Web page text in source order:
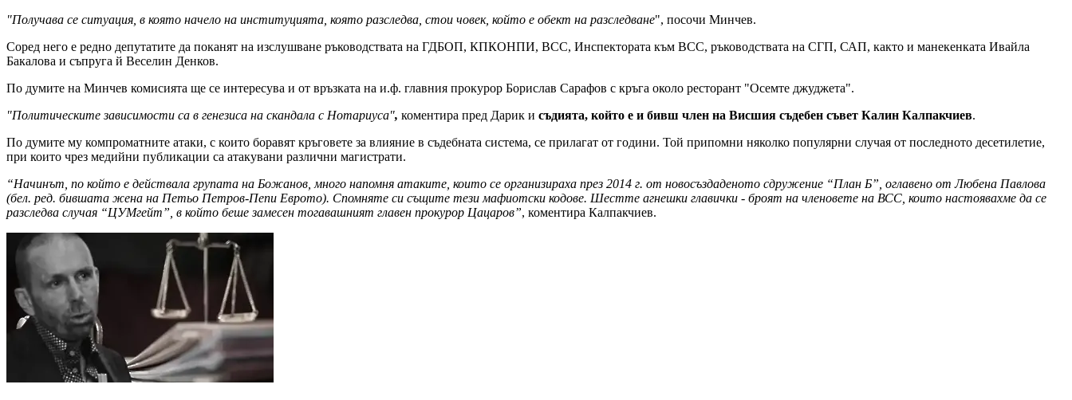
"Получава се ситуация, в която начело на институцията, която разследва, стои човек, който е обект на разследване", посочи Минчев.
Соред него е редно депутатите да поканят на изслушване ръководствата на ГДБОП, КПКОНПИ, ВСС, Инспектората към ВСС, ръководствата на СГП, САП, както и манекенката Ивайла
Бакалова и съпруга й Веселин Денков.
По думите на Минчев комисията ще се интересува и от връзката на и.ф. главния прокурор Борислав Сарафов с кръга около ресторант "Осемте джуджета".
"Политическите зависимости са в генезиса на скандала с Нотариуса", коментира пред Дарик и съдията, който е и бивш член на Висшия съдебен съвет Калин Калпакчиев.
По думите му компроматните атаки, с които боравят кръговете за влияние в съдебната система, се прилагат от години. Той припомни няколко популярни случая от последното десетилетие,
при които чрез медийни публикации са атакувани различни магистрати.
“Начинът, по който е действала групата на Божанов, много напомня атаките, които се организираха през 2014 г. от новосъздаденото сдружение “План Б”, оглавено от Любена Павлова
(бел. ред. бившата жена на Петьо Петров-Пепи Еврото). Спомняте си същите тези мафиотски кодове. Шестте агнешки главички - броят на членовете на ВСС, които настоявахме да се
разследва случая “ЦУМгейт”, в който беше замесен тогавашният главен прокурор Цацаров”, коментира Калпакчиев.